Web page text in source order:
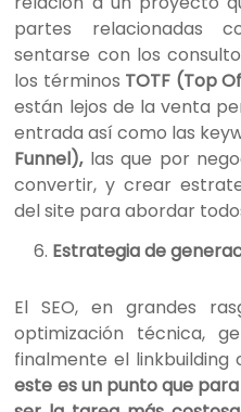
partes relacionadas
sentarse con los
los términos TOTF (Top
están lejos de la venta
entrada así como las
Funnel),las que por
convertir, y crear
del site para abordar
Estrategia de
El SEO, en grandes
optimización técnica,
finalmente el linkbuilding
este es un punto que